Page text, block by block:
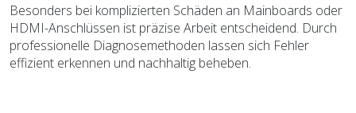
Besonders bei komplizierten Schäden an Mainboards oder
HDMI-Anschlüssen ist präzise Arbeit entscheidend. Durch
professionelle Diagnosemethoden lassen sich Fehler
effizient erkennen und nachhaltig beheben.